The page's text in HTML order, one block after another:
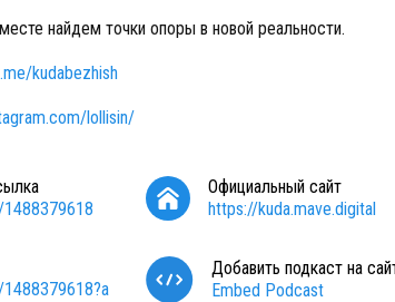
найдем точки опоры в новой реальности.
kudabezhish
lollisin/
Официальный сайт
https://kuda.mave.digital
Добавить подкаст на
Embed Podcast